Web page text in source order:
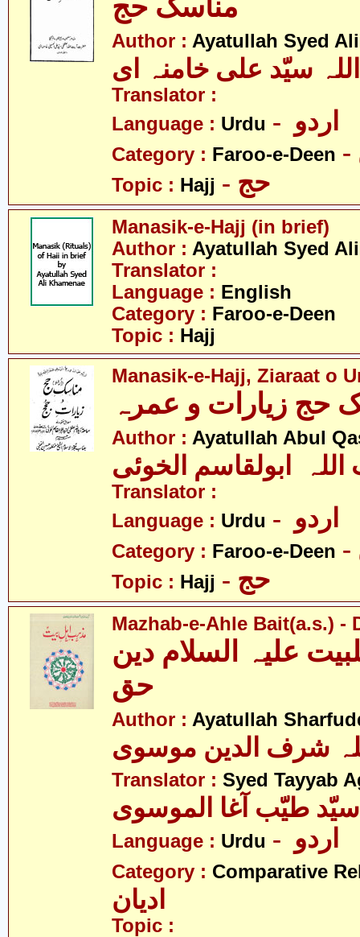
مناسک حج
Author : Ayatullah Syed
سیّد علی خامنہ ای
Translator :
Language : Urdu
Category : Faroo-e-Deen
Topic : Hajj - حج
Manasik-e-Hajj (in brief)
Author : Ayatullah Syed
Translator :
Language : English
Category : Faroo-e-Deen
Topic : Hajj
Manasik-e-Hajj, Ziaraat o
Author : Ayatullah Abul
اللہ ابولقاسم الخوئی
Translator :
Language : Urdu
Category : Faroo-e-Deen
Topic : Hajj - حج
Mazhab-e-Ahle Bait(a.s.) -
علیہ السلام دین
Author : Ayatullah
شرف الدین موسوی
Translator : Syed Tayyab
سیّد طیّب آغا الموسوی
Language : Urdu
Category : Comparative
ادیان
Topic :